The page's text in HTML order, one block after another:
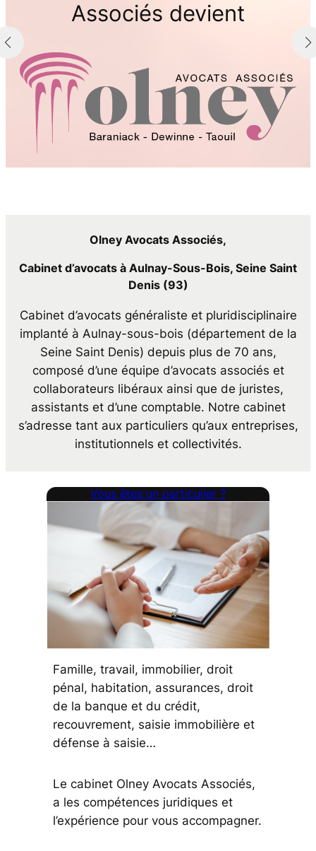
Associés devient
Olney Avocats Associés,
Cabinet d’avocats à Aulnay-Sous-Bois, Seine Saint
Denis (93)
Cabinet d’avocats généraliste et pluridisciplinaire
implanté à Aulnay-sous-bois (département de la
Seine Saint Denis) depuis plus de 70 ans,
composé d’une équipe d’avocats associés et
collaborateurs libéraux ainsi que de juristes,
assistants et d’une comptable. Notre cabinet
s’adresse tant aux particuliers qu’aux entreprises,
institutionnels et collectivités.
Vous êtes un particulier ?
Famille, travail, immobilier, droit
pénal, habitation, assurances, droit
de la banque et du crédit,
recouvrement, saisie immobilière et
défense à saisie…
Le cabinet Olney Avocats Associés,
a les compétences juridiques et
l’expérience pour vous accompagner.